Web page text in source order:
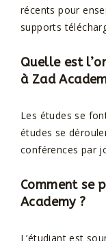
récents pour
supports
Quelle est
à Zad
Les études se
études se
conférences par
Comment se
Academy?
L’étudiant est